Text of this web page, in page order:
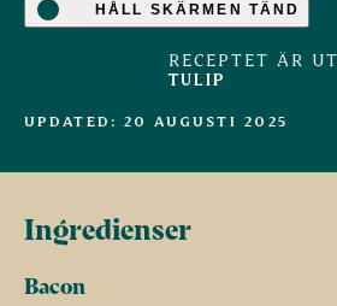
HÅLL SKÄRMEN TÄND
RECEPTET ÄR
TULIP
UPDATED: 20 AUGUSTI 2025
Ingredienser
Bacon